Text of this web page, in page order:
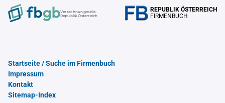
Verrechnungstelle
Republik Österreich
REPUBLIK ÖSTERREICH
FIRMENBUCH
Startseite / Suche im Firmenbuch
Impressum
Kontakt
Sitemap-Index